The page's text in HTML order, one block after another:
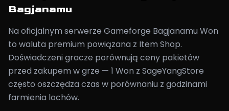
Bagjanamu
Na oficjalnym serwerze Gameforge Bagjanamu Won
to waluta premium powiązana z Item Shop.
Doświadczeni gracze porównują ceny pakietów
przed zakupem w grze — 1 Won z SageYangStore
często oszczędza czas w porównaniu z godzinami
farmienia lochów.